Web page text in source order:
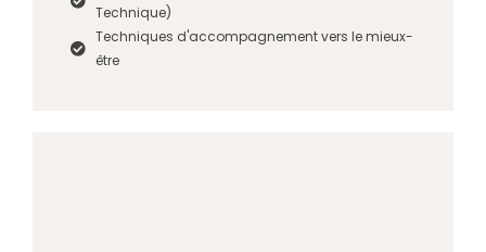
Technique)
Techniques d'accompagnement vers le mieux-
être